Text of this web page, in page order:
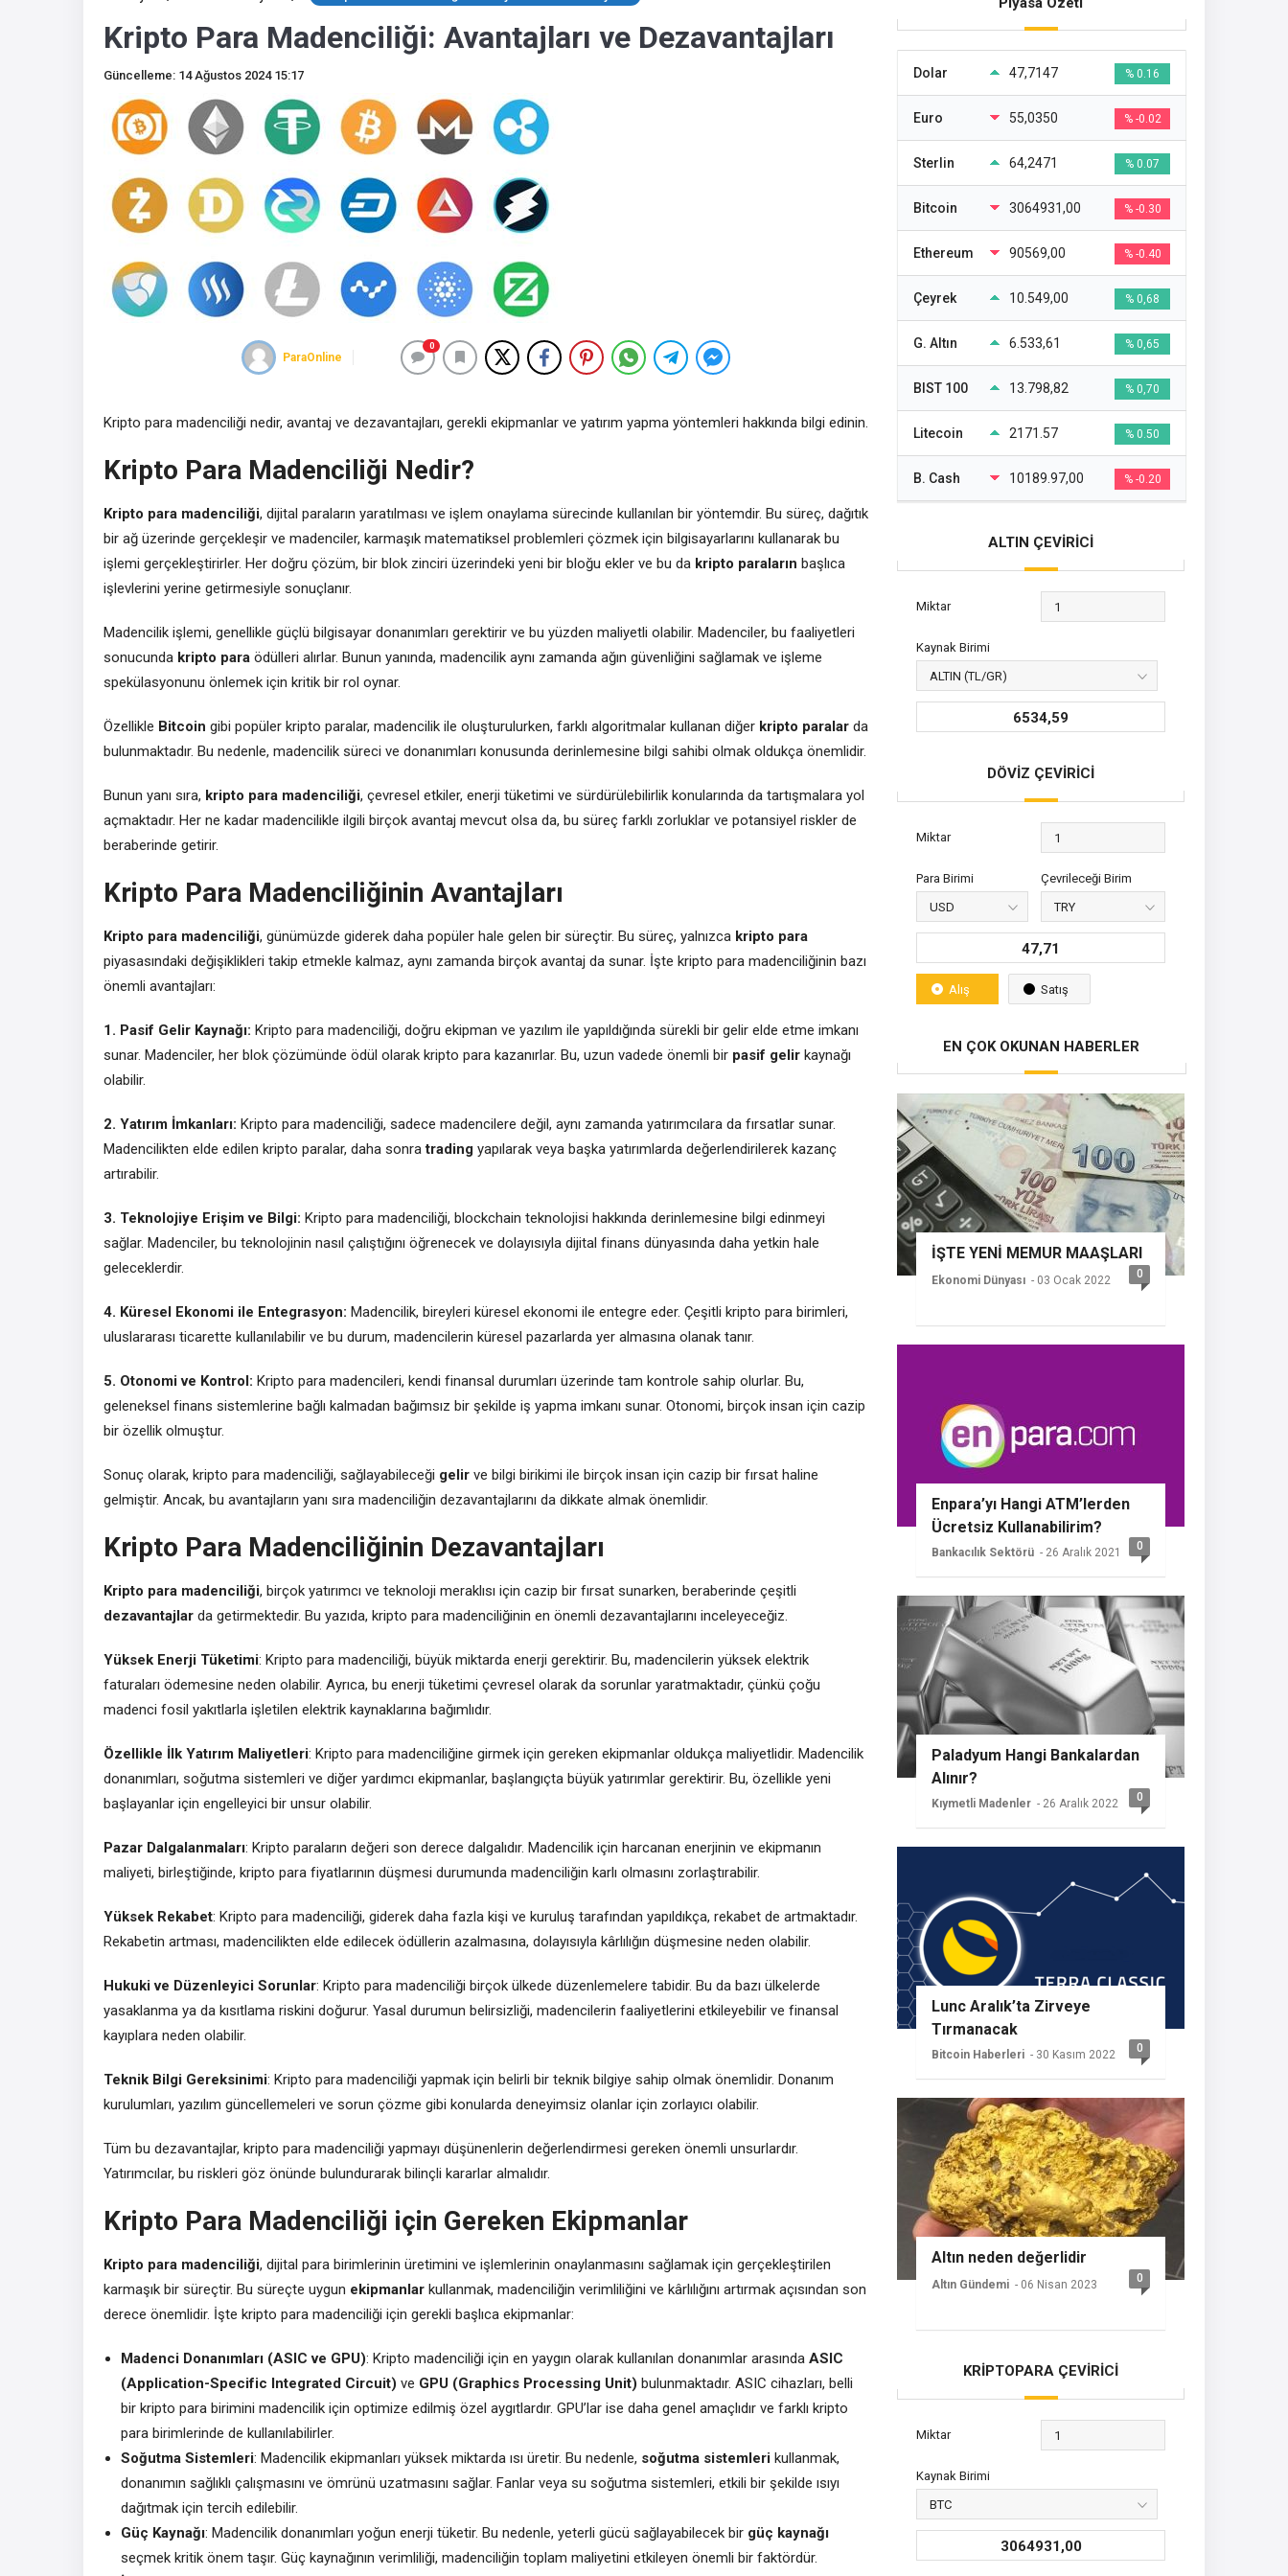
Kripto Para Madenciliği: Avantajları ve Dezavantajları
Güncelleme: 14 Ağustos 2024 15:17
ParaOnline
0
Kripto para madenciliği nedir, avantaj ve dezavantajları, gerekli ekipmanlar ve yatırım yapma yöntemleri hakkında bilgi edinin.
Kripto Para Madenciliği Nedir?
Kripto para madenciliği, dijital paraların yaratılması ve işlem onaylama sürecinde kullanılan bir yöntemdir. Bu süreç, dağıtık
bir ağ üzerinde gerçekleşir ve madenciler, karmaşık matematiksel problemleri çözmek için bilgisayarlarını kullanarak bu
işlemi gerçekleştirirler. Her doğru çözüm, bir blok zinciri üzerindeki yeni bir bloğu ekler ve bu da kripto paraların başlıca
işlevlerini yerine getirmesiyle sonuçlanır.
Madencilik işlemi, genellikle güçlü bilgisayar donanımları gerektirir ve bu yüzden maliyetli olabilir. Madenciler, bu faaliyetleri
sonucunda kripto para ödülleri alırlar. Bunun yanında, madencilik aynı zamanda ağın güvenliğini sağlamak ve işleme
spekülasyonunu önlemek için kritik bir rol oynar.
Özellikle Bitcoin gibi popüler kripto paralar, madencilik ile oluşturulurken, farklı algoritmalar kullanan diğer kripto paralar da
bulunmaktadır. Bu nedenle, madencilik süreci ve donanımları konusunda derinlemesine bilgi sahibi olmak oldukça önemlidir.
Bunun yanı sıra, kripto para madenciliği, çevresel etkiler, enerji tüketimi ve sürdürülebilirlik konularında da tartışmalara yol
açmaktadır. Her ne kadar madencilikle ilgili birçok avantaj mevcut olsa da, bu süreç farklı zorluklar ve potansiyel riskler de
beraberinde getirir.
Kripto Para Madenciliğinin Avantajları
Kripto para madenciliği, günümüzde giderek daha popüler hale gelen bir süreçtir. Bu süreç, yalnızca kripto para
piyasasındaki değişiklikleri takip etmekle kalmaz, aynı zamanda birçok avantaj da sunar. İşte kripto para madenciliğinin bazı
önemli avantajları:
1. Pasif Gelir Kaynağı: Kripto para madenciliği, doğru ekipman ve yazılım ile yapıldığında sürekli bir gelir elde etme imkanı
sunar. Madenciler, her blok çözümünde ödül olarak kripto para kazanırlar. Bu, uzun vadede önemli bir pasif gelir kaynağı
olabilir.
2. Yatırım İmkanları: Kripto para madenciliği, sadece madencilere değil, aynı zamanda yatırımcılara da fırsatlar sunar.
Madencilikten elde edilen kripto paralar, daha sonratrading yapılarak veya başka yatırımlarda değerlendirilerek kazanç
artırabilir.
3. Teknolojiye Erişim ve Bilgi: Kripto para madenciliği, blockchain teknolojisi hakkında derinlemesine bilgi edinmeyi
sağlar. Madenciler, bu teknolojinin nasıl çalıştığını öğrenecek ve dolayısıyla dijital finans dünyasında daha yetkin hale
geleceklerdir.
4. Küresel Ekonomi ile Entegrasyon: Madencilik, bireyleri küresel ekonomi ile entegre eder. Çeşitli kripto para birimleri,
uluslararası ticarette kullanılabilir ve bu durum, madencilerin küresel pazarlarda yer almasına olanak tanır.
5. Otonomi ve Kontrol: Kripto para madencileri, kendi finansal durumları üzerinde tam kontrole sahip olurlar. Bu,
geleneksel finans sistemlerine bağlı kalmadan bağımsız bir şekilde iş yapma imkanı sunar. Otonomi, birçok insan için cazip
bir özellik olmuştur.
Sonuç olarak, kripto para madenciliği, sağlayabileceği gelir ve bilgi birikimi ile birçok insan için cazip bir fırsat haline
gelmiştir. Ancak, bu avantajların yanı sıra madenciliğin dezavantajlarını da dikkate almak önemlidir.
Kripto Para Madenciliğinin Dezavantajları
Kripto para madenciliği, birçok yatırımcı ve teknoloji meraklısı için cazip bir fırsat sunarken, beraberinde çeşitli
dezavantajlar da getirmektedir. Bu yazıda, kripto para madenciliğinin en önemli dezavantajlarını inceleyeceğiz.
Yüksek Enerji Tüketimi: Kripto para madenciliği, büyük miktarda enerji gerektirir. Bu, madencilerin yüksek elektrik
faturaları ödemesine neden olabilir. Ayrıca, bu enerji tüketimi çevresel olarak da sorunlar yaratmaktadır, çünkü çoğu
madenci fosil yakıtlarla işletilen elektrik kaynaklarına bağımlıdır.
Özellikle İlk Yatırım Maliyetleri: Kripto para madenciliğine girmek için gereken ekipmanlar oldukça maliyetlidir. Madencilik
donanımları, soğutma sistemleri ve diğer yardımcı ekipmanlar, başlangıçta büyük yatırımlar gerektirir. Bu, özellikle yeni
başlayanlar için engelleyici bir unsur olabilir.
Pazar Dalgalanmaları: Kripto paraların değeri son derece dalgalıdır. Madencilik için harcanan enerjinin ve ekipmanın
maliyeti, birleştiğinde, kripto para fiyatlarının düşmesi durumunda madenciliğin karlı olmasını zorlaştırabilir.
Yüksek Rekabet: Kripto para madenciliği, giderek daha fazla kişi ve kuruluş tarafından yapıldıkça, rekabet de artmaktadır.
Rekabetin artması, madencilikten elde edilecek ödüllerin azalmasına, dolayısıyla kârlılığın düşmesine neden olabilir.
Hukuki ve Düzenleyici Sorunlar: Kripto para madenciliği birçok ülkede düzenlemelere tabidir. Bu da bazı ülkelerde
yasaklanma ya da kısıtlama riskini doğurur. Yasal durumun belirsizliği, madencilerin faaliyetlerini etkileyebilir ve finansal
kayıplara neden olabilir.
Teknik Bilgi Gereksinimi: Kripto para madenciliği yapmak için belirli bir teknik bilgiye sahip olmak önemlidir. Donanım
kurulumları, yazılım güncellemeleri ve sorun çözme gibi konularda deneyimsiz olanlar için zorlayıcı olabilir.
Tüm bu dezavantajlar, kripto para madenciliği yapmayı düşünenlerin değerlendirmesi gereken önemli unsurlardır.
Yatırımcılar, bu riskleri göz önünde bulundurarak bilinçli kararlar almalıdır.
Kripto Para Madenciliği için Gereken Ekipmanlar
Kripto para madenciliği, dijital para birimlerinin üretimini ve işlemlerinin onaylanmasını sağlamak için gerçekleştirilen
karmaşık bir süreçtir. Bu süreçte uygun ekipmanlar kullanmak, madenciliğin verimliliğini ve kârlılığını artırmak açısından son
derece önemlidir. İşte kripto para madenciliği için gerekli başlıca ekipmanlar:
Madenci Donanımları (ASIC ve GPU): Kripto madenciliği için en yaygın olarak kullanılan donanımlar arasında ASIC
(Application-Specific Integrated Circuit) ve GPU (Graphics Processing Unit) bulunmaktadır. ASIC cihazları, belli
bir kripto para birimini madencilik için optimize edilmiş özel aygıtlardır. GPU’lar ise daha genel amaçlıdır ve farklı kripto
para birimlerinde de kullanılabilirler.
Soğutma Sistemleri: Madencilik ekipmanları yüksek miktarda ısı üretir. Bu nedenle, soğutma sistemleri kullanmak,
donanımın sağlıklı çalışmasını ve ömrünü uzatmasını sağlar. Fanlar veya su soğutma sistemleri, etkili bir şekilde ısıyı
dağıtmak için tercih edilebilir.
Güç Kaynağı: Madencilik donanımları yoğun enerji tüketir. Bu nedenle, yeterli gücü sağlayabilecek bir güç kaynağı
seçmek kritik önem taşır. Güç kaynağının verimliliği, madenciliğin toplam maliyetini etkileyen önemli bir faktördür.
Dolar 47,7147 % 0.16
Euro 55,0350 % -0.02
Sterlin 64,2471 % 0.07
Bitcoin 3064931,00 % -0.30
Ethereum 90569,00 % -0.40
Çeyrek 10.549,00 % 0,68
G. Altın 6.533,61 % 0,65
BIST 100 13.798,82 % 0,70
Litecoin 2171.57 % 0.50
B. Cash 10189.97,00 % -0.20
ALTIN ÇEVİRİCİ
Miktar
Kaynak Birimi
6534,59
DÖVİZ ÇEVİRİCİ
Miktar
Para Birimi Çevrileceği Birim
47,71
Alış Satış
EN ÇOK OKUNAN HABERLER
İŞTE YENİ MEMUR MAAŞLARI
Ekonomi Dünyası - 03 Ocak 2022 0
Enpara’yı Hangi ATM’lerden
Ücretsiz Kullanabilirim?
Bankacılık Sektörü - 26 Aralık 2021 0
Paladyum Hangi Bankalardan
Alınır?
Kıymetli Madenler - 26 Aralık 2022 0
Lunc Aralık’ta Zirveye
Tırmanacak
Bitcoin Haberleri - 30 Kasım 2022 0
Altın neden değerlidir
Altın Gündemi - 06 Nisan 2023 0
KRİPTOPARA ÇEVİRİCİ
Miktar
Kaynak Birimi
3064931,00